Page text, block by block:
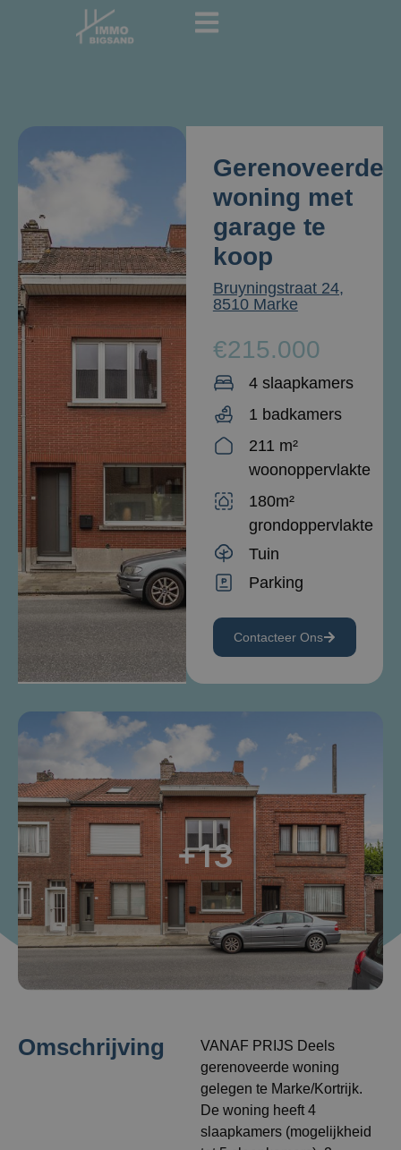
Gerenoveerde
woning met
garage te
koop
Bruyningstraat 24,
8510 Marke
€215.000
4 slaapkamers
1 badkamers
211 m²
woonoppervlakte
180m²
grondoppervlakte
Tuin
Parking
Contacteer Ons
+13
Omschrijving
VANAF PRIJS Deels
gerenoveerde woning
gelegen te Marke/Kortrijk.
De woning heeft 4
slaapkamers (mogelijkheid